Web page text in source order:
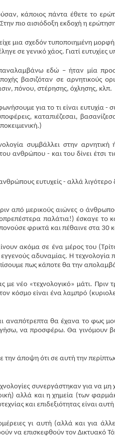
κάποιος πάντα έθετε το
πιο αισιόδοξη εκδοχή η
μια σχεδόν τυποποιημένη
σε γενικό χάος. Γιατί
εδώ – ήταν μία
βασιζόταν σε αρνητικούς
πόνου, στέρησης, όχλησης, κλπ.
για το τι είναι ευτυχία
καταπιέζεσαι,
συμβάλλει στην
ανθρώπου - και του δίνει έτσι
ευτυχείς - αλλά λιγότερο
από μερικούς αιώνες ο
παλάτια!) έσκαγε το
φρικτά και πέθαινε στα 30
ακόμα σε ένα μέρος του
εγγενούς αδυναμίας. Η
πως κάποτε θα την
νέο «τεχνολογικό» μάτι. Πριν
κόσμο είναι ένα λαμπρό
αναπότρεπτα θα έχανα το φως
να προσφέρω. Θα γινόμουν
άποψη ότι σε αυτή την
συνεργάστηκαν για να
αλλά και η χημεία (των
και επιδεξιότητας είναι
γι αυτή (αλλά και για
να επισκεφθούν τον Δικτυακό